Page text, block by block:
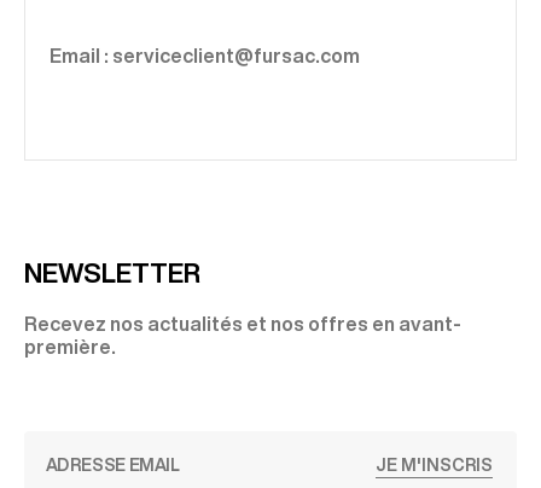
Email : serviceclient@fursac.com
NEWSLETTER
Recevez nos actualités et nos offres en avant-
première.
JE M'INSCRIS